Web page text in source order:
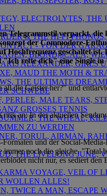
ELECTROLYTES,
& THE HI-FI-
- VON DER
BLOND,SCALA,
ALEXANDER, GIRLS
MAUD THE MOTH &
THE ULTIMATE
SCHWEBE
PERLEE, MALE TEARS,
GROSSES TENNIS
THE WHEAL,
ZU WERDEN
TORUL, AIRMAN,
THE LIVELONG JUNE,
VOYAGE, VEIL OF
WOLLEN ALLES!
TWICE A MAN, ESCAPE
Telegrammstil verpackt,
der Commodore-
geschaltet
rette dich" eine Single
die Geister her?" und
an: In der aktuellen
und der Social-
immer nochdie gleiche. "Total
nicht nur, es sediert